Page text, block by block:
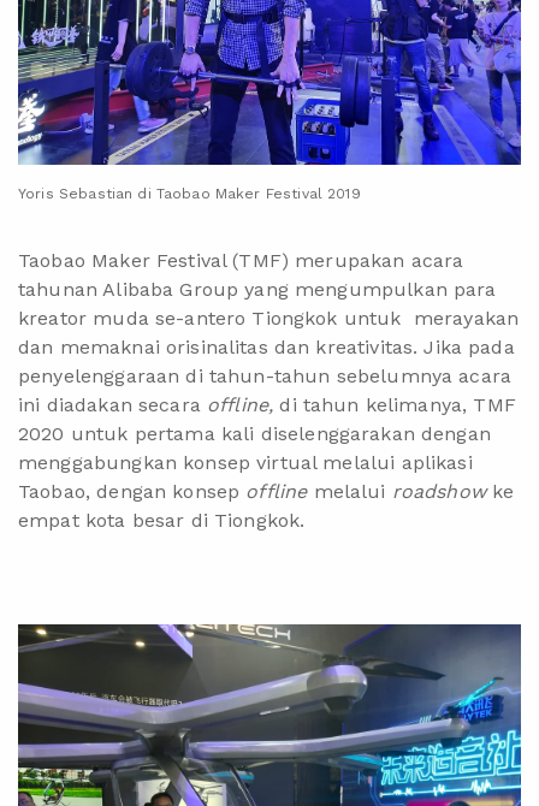
Yoris Sebastian di Taobao Maker Festival 2019
Taobao Maker Festival (TMF) merupakan acara
tahunan Alibaba Group yang mengumpulkan para
kreator muda se-antero Tiongkok untuk merayakan
dan memaknai orisinalitas dan kreativitas. Jika pada
penyelenggaraan di tahun-tahun sebelumnya acara
ini diadakan secara offline,di tahun kelimanya, TMF
2020 untuk pertama kali diselenggarakan dengan
menggabungkan konsep virtual melalui aplikasi
Taobao, dengan konsep offline melalui roadshow ke
empat kota besar di Tiongkok.